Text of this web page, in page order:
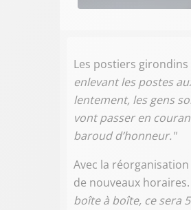
Les postiers girondins
enlevant les postes
lentement, les gens
vont passer en
baroud d’honneur."
Avec la
de nouveaux
boîte à boîte, ce sera